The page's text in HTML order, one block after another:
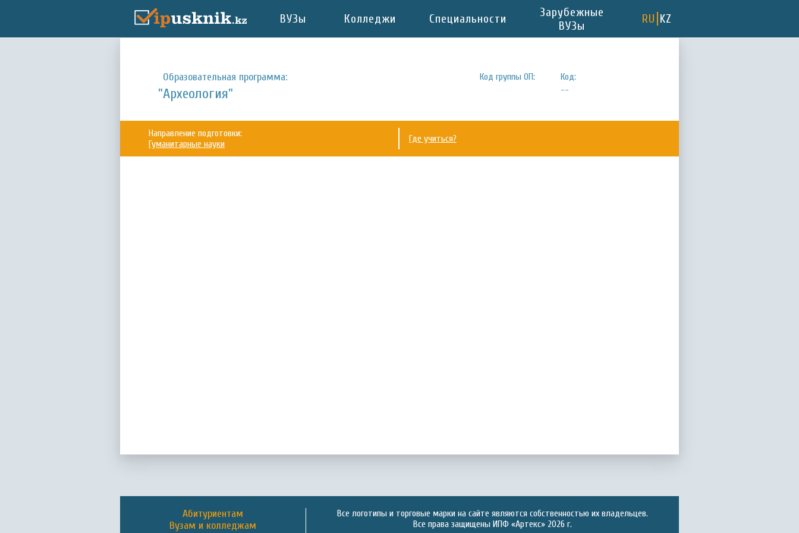
ВУЗы Колледжи Специальности
Зарубежные
ВУЗы
RU KZ
Образовательная программа:
"Археология"
Код группы ОП:
Код:
--
Направление подготовки:
Гуманитарные науки
Где учиться?
Абитуриентам
Вузам и колледжам
Все логотипы и торговые марки на сайте являются собственностью их владельцев.
Все права защищены ИПФ «Артекс» 2026 г.